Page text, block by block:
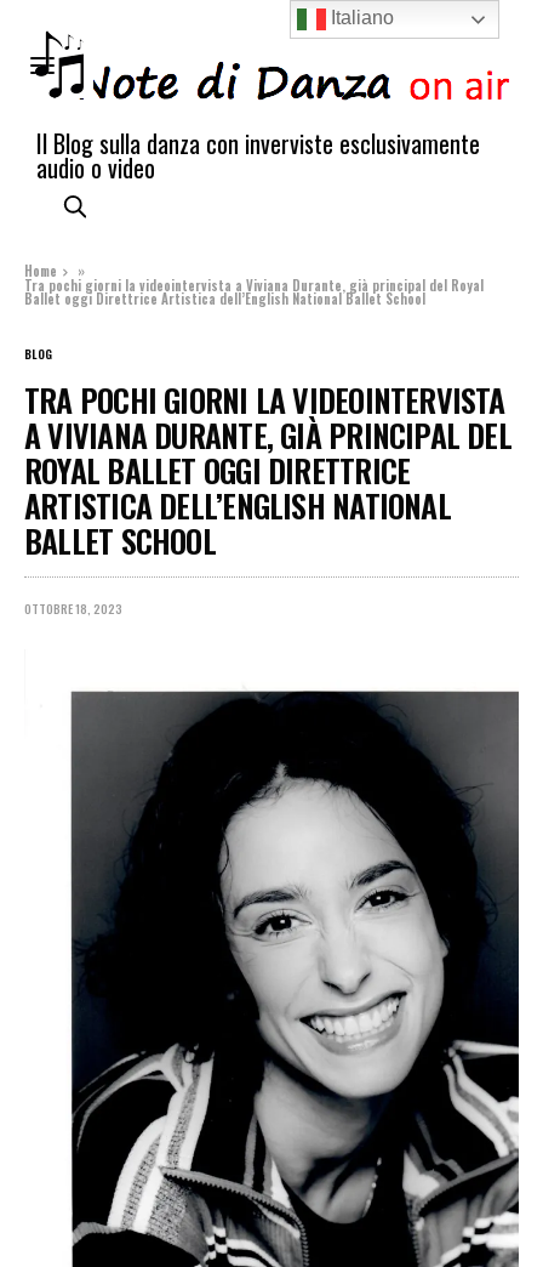
Il Blog sulla danza con inverviste esclusivamente
audio o video
Home »
Tra pochi giorni la videointervista a Viviana Durante, già principal del Royal
Ballet oggi Direttrice Artistica dell’English National Ballet School
BLOG
TRA POCHI GIORNI LA VIDEOINTERVISTA
A VIVIANA DURANTE, GIÀ PRINCIPAL DEL
ROYAL BALLET OGGI DIRETTRICE
ARTISTICA DELL’ENGLISH NATIONAL
BALLET SCHOOL
OTTOBRE 18, 2023
Italiano